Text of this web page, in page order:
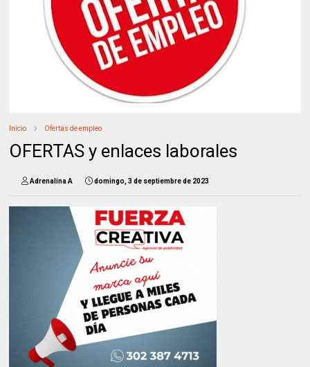
Inicio Ofertas de empleo
OFERTAS y enlaces laborales
Adrenalina A domingo, 3 de septiembre de 2023